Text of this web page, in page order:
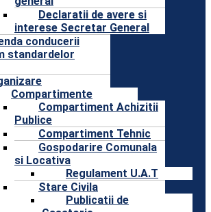
Declaratii de avere si
interese Secretar General
conducerii
standardelor
Compartimente
Compartiment Achizitii
Publice
Compartiment Tehnic
Gospodarire Comunala
si Locativa
Regulament U.A.T
Stare Civila
Publicatii de